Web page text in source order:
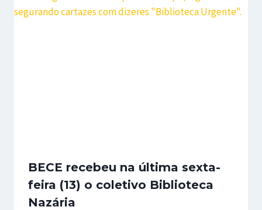
BECE recebeu na última sexta-
feira (13) o coletivo Biblioteca
Nazária